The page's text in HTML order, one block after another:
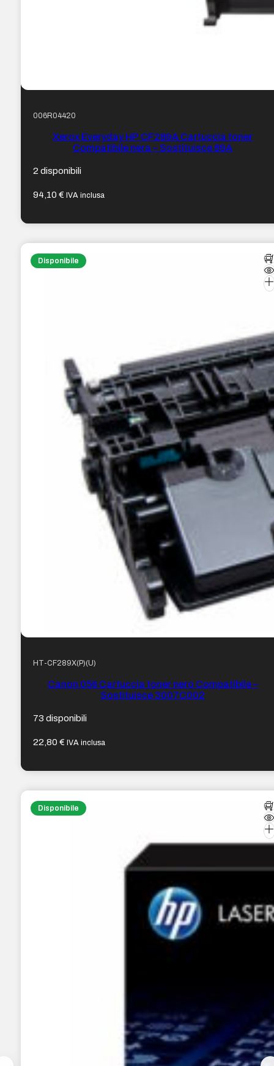
006R04420
Xerox Everyday HP CF289A Cartuccia toner
Compatibile nera – Sostituisce 89A
2 disponibili
94,10€ IVA inclusa
Disponibile
HT-CF289X(P)(U)
Canon 056 Cartuccia toner nero Compatibile –
Sostituisce 3007C002
73 disponibili
22,80€ IVA inclusa
Disponibile